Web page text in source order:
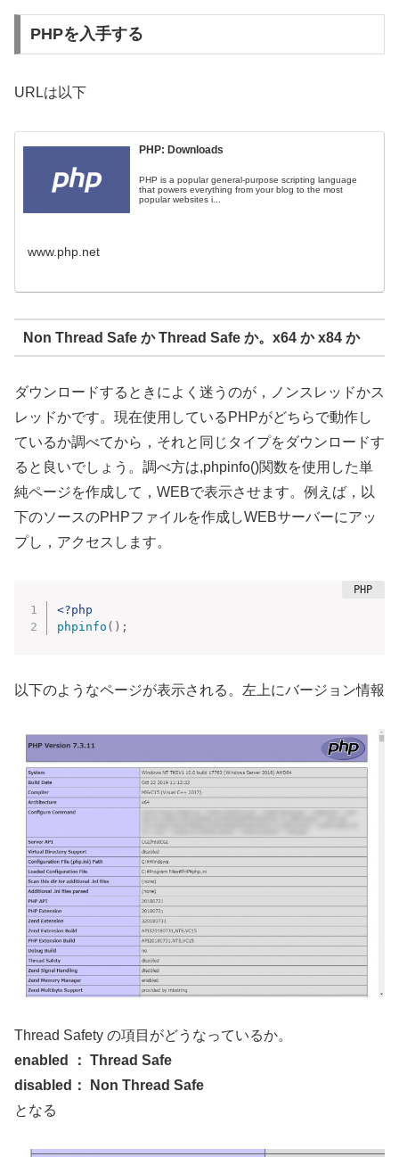
PHPを入手する
URLは以下
PHP: Downloads
PHP is a popular general-purpose scripting language
that powers everything from your blog to the most
popular websites i...
www.php.net
Non Thread Safe か Thread Safe か。x64 か x84 か
ダウンロードするときによく迷うのが，ノンスレッドかス
レッドかです。現在使用しているPHPがどちらで動作し
ているか調べてから，それと同じタイプをダウンロードす
ると良いでしょう。調べ方は,phpinfo()関数を使用した単
純ページを作成して，WEBで表示させます。例えば，以
下のソースのPHPファイルを作成しWEBサーバーにアッ
プし，アクセスします。
<?php
phpinfo ( ) ;
以下のようなページが表示される。左上にバージョン情報
Thread Safety の項目がどうなっているか。
enabled ： Thread Safe
disabled： Non Thread Safe
となる